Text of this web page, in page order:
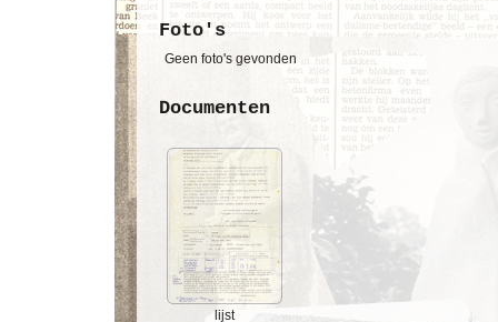
Foto's
Geen foto's gevonden
Documenten
lijst